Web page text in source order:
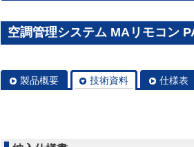
空調管理システム MAリモコン
製品概要 技術資料 仕様表